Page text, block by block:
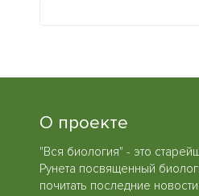
О проекте
"Вся биология" - это
Рунета посвященный
почитать последние